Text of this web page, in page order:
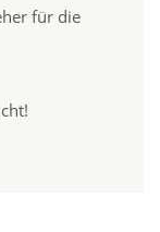
für die